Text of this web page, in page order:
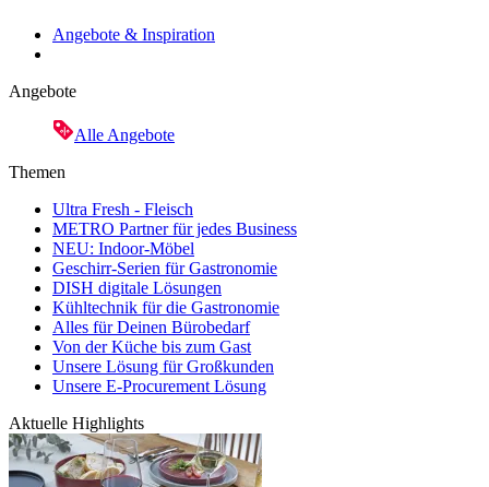
Angebote & Inspiration
Angebote
Alle Angebote
Themen
Ultra Fresh - Fleisch
METRO Partner für jedes Business
NEU: Indoor-Möbel
Geschirr-Serien für Gastronomie
DISH digitale Lösungen
Kühltechnik für die Gastronomie
Alles für Deinen Bürobedarf
Von der Küche bis zum Gast
Unsere Lösung für Großkunden
Unsere E-Procurement Lösung
Aktuelle Highlights